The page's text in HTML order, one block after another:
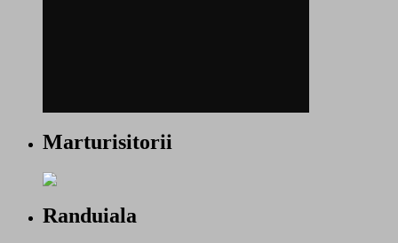
Marturisitorii
Randuiala